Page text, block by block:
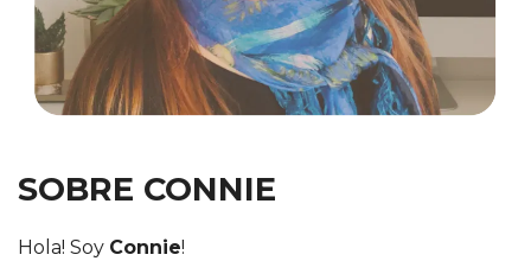
SOBRE CONNIE
Hola! Soy Connie!